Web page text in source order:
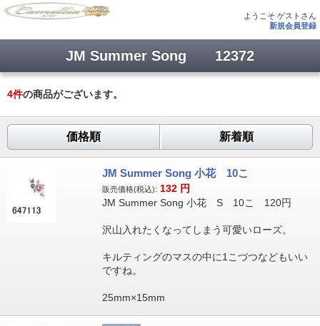
ようこそ ゲストさん
新規会員登録
JM Summer Song 12372
4件の商品がございます。
価格順 新着順
JM Summer Song 小花 10こ
販売価格(税込): 132 円
JM Summer Song 小花 S 10こ 120円
沢山入れたくなってしまう可愛いローズ。
キルティングのマスの中に1こづつなどもいい
ですね。
25mm×15mm